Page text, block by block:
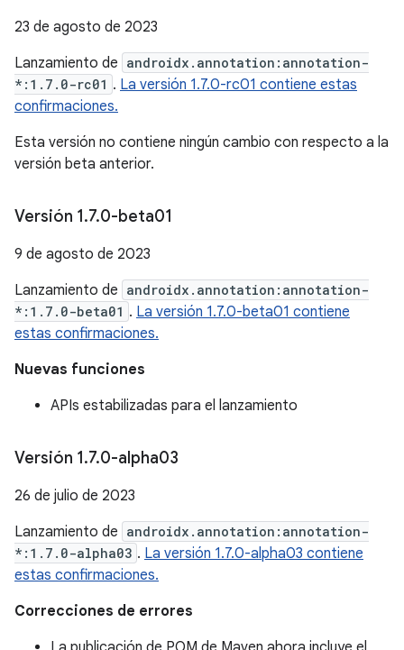
23 de agosto de 2023
Lanzamiento de androidx.annotation:annotation-
*:1.7.0-rc01 . La versión 1.7.0-rc01 contiene estas
confirmaciones.
Esta versión no contiene ningún cambio con respecto a la
versión beta anterior.
Versión 1.7.0-beta01
9 de agosto de 2023
Lanzamiento de androidx.annotation:annotation-
*:1.7.0-beta01 . La versión 1.7.0-beta01 contiene
estas confirmaciones.
Nuevas funciones
APIs estabilizadas para el lanzamiento
Versión 1.7.0-alpha03
26 de julio de 2023
Lanzamiento de androidx.annotation:annotation-
*:1.7.0-alpha03 . La versión 1.7.0-alpha03 contiene
estas confirmaciones.
Correcciones de errores